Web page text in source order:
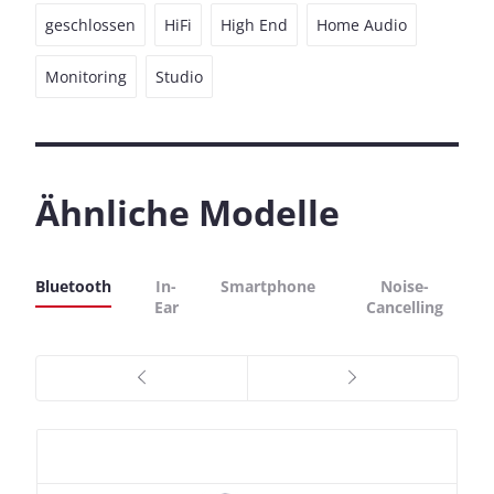
geschlossen HiFi High End Home Audio
Monitoring Studio
Ähnliche Modelle
Bluetooth
In-
Ear
Smartphone
Noise-
Cancelling